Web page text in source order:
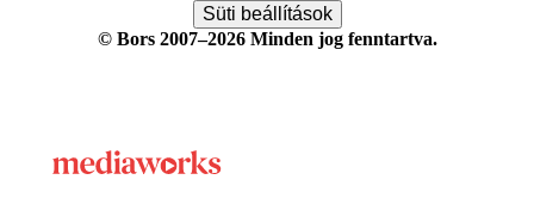
Süti beállítások
© Bors 2007–2026 Minden jog fenntartva.